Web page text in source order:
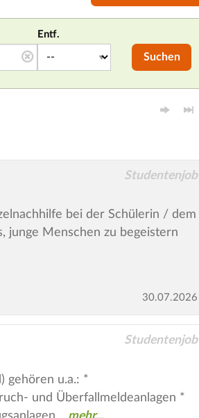
Entf.
Suchen
Studentenjob
bei der Schülerin / dem
junge Menschen zu begeistern
30.07.2026
Studentenjob
gehören u.a.: *
und Überfallmeldeanlagen *